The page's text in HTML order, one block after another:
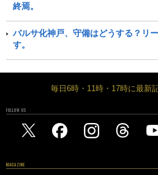
終焉。
バルサ化神戸、守備はどうする？リ
す。
毎日6時・11時・17時に最新
FOLLOW US
MAGAZINE